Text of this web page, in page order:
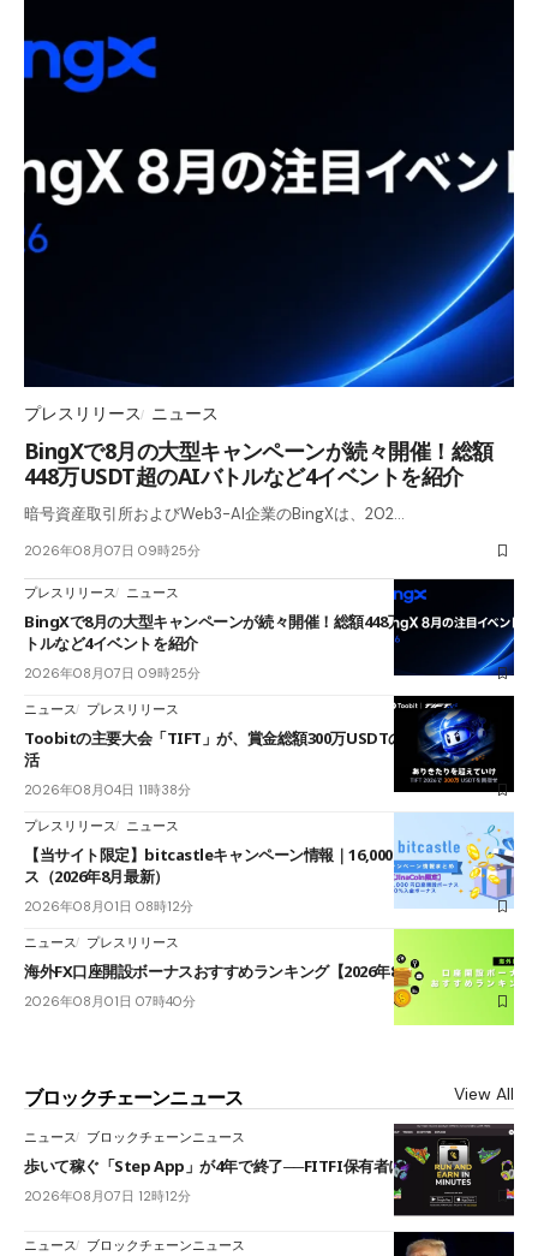
プレスリリース ニュース
BingXで8月の大型キャンペーンが続々開催！総額
448万USDT超のAIバトルなど4イベントを紹介
暗号資産取引所およびWeb3-AI企業のBingXは、202…
2026年08月07日 09時25分
プレスリリース ニュース
BingXで8月の大型キャンペーンが続々開催！総額448万USDT超のAIバ
トルなど4イベントを紹介
2026年08月07日 09時25分
ニュース プレスリリース
Toobitの主要大会「TIFT」が、賞金総額300万USDTのレースとして復
活
2026年08月04日 11時38分
プレスリリース ニュース
【当サイト限定】bitcastleキャンペーン情報｜16,000円口座開設ボーナ
ス（2026年8月最新）
2026年08月01日 08時12分
ニュース プレスリリース
海外FX口座開設ボーナスおすすめランキング【2026年8月最新】
2026年08月01日 07時40分
ブロックチェーンニュース View All
ニュース ブロックチェーンニュース
歩いて稼ぐ「Step App」が4年で終了──FITFI保有者に対応呼びかけ
2026年08月07日 12時12分
ニュース ブロックチェーンニュース